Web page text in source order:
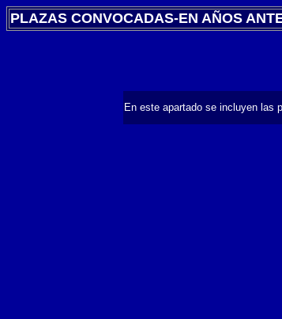
PLAZAS CONVOCADAS-EN AÑOS
En este apartado se incluyen las